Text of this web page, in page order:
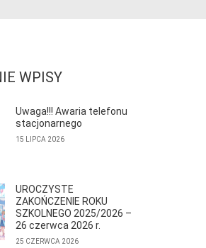
WPISY
Uwaga!!! Awaria telefonu
stacjonarnego
15 LIPCA 2026
UROCZYSTE
ZAKOŃCZENIE ROKU
SZKOLNEGO 2025/2026 –
26 czerwca 2026 r.
25 CZERWCA 2026